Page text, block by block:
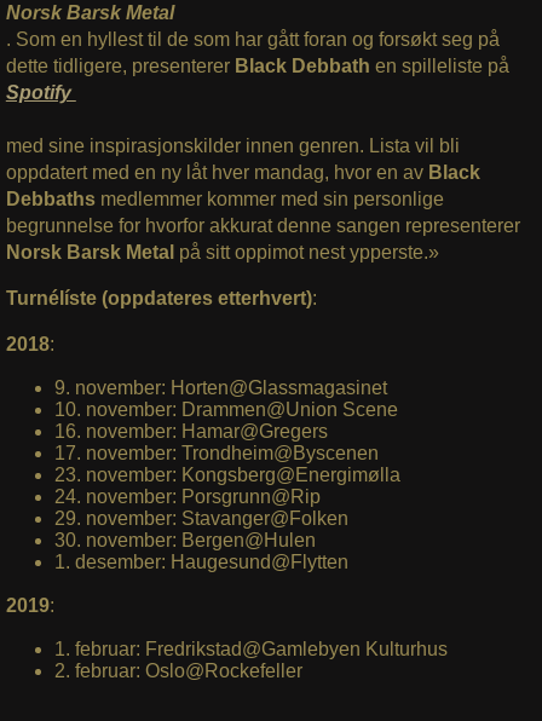
Norsk Barsk Metal
. Som en hyllest til de som har gått foran og forsøkt seg på
dette tidligere, presenterer Black Debbath en spilleliste på
Spotify
med sine inspirasjonskilder innen genren. Lista vil bli
oppdatert med en ny låt hver mandag, hvor en av Black
Debbathsmedlemmer kommer med sin personlige
begrunnelse for hvorfor akkurat denne sangen representerer
Norsk Barsk Metal på sitt oppimot nest ypperste.»
Turnélíste (oppdateres etterhvert):
2018:
9. november: Horten@Glassmagasinet
10. november: Drammen@Union Scene
16. november: Hamar@Gregers
17. november: Trondheim@Byscenen
23. november: Kongsberg@Energimølla
24. november: Porsgrunn@Rip
29. november: Stavanger@Folken
30. november: Bergen@Hulen
1. desember: Haugesund@Flytten
2019:
1. februar: Fredrikstad@Gamlebyen Kulturhus
2. februar: Oslo@Rockefeller